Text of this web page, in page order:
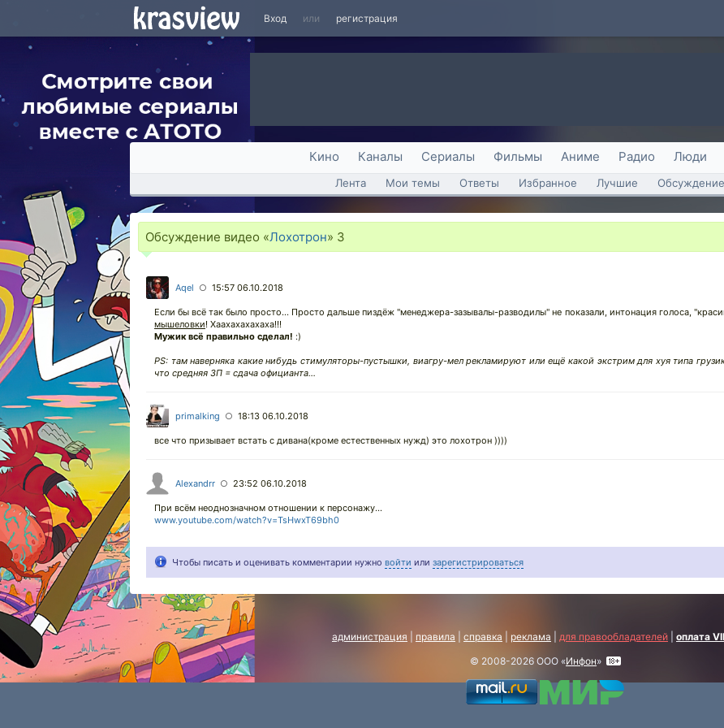
Вход или регистрация
Кино Каналы Сериалы Фильмы Аниме Радио Люди
Лента Мои темы Ответы Избранное Лучшие Обсуждение
Обсуждение видео «Лохотрон» 3
Aqel ○ 15:57 06.10.2018
Если бы всё так было просто... Просто дальше пиздёж "менеджера-зазывалы-разводилы" не показали, интонация голоса,
мышеловки! Хаахахахахаха!!!
Мужик всё правильно сделал! :)
PS: там наверняка какие нибудь стимуляторы-пустышки, виагру-мел рекламируют или ещё какой экстрим для хуя типа
что средняя ЗП = сдача официанта...
primalking ○ 18:13 06.10.2018
все что призывает встать с дивана(кроме естественных нужд) это лохотрон ))))
Alexandrr ○ 23:52 06.10.2018
При всём неоднозначном отношении к персонажу...
www.youtube.com/watch?v=TsHwxT69bh0
Чтобы писать и оценивать комментарии нужно войти или зарегистрироваться
администрация правила справка реклама для правообладателей оплата
© 2008-2026 ООО «Инфон»